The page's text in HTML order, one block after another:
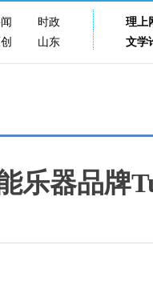
时政 理上
山东 文学
乐器品牌